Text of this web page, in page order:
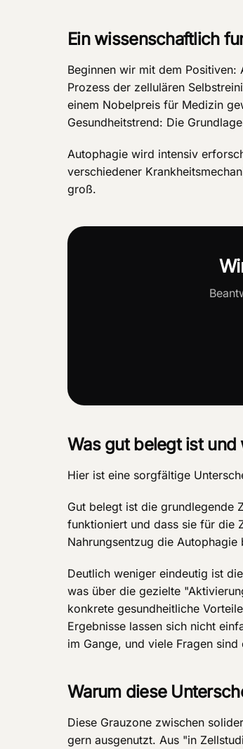
Ein wissenschaftlich
Beginnen wir mit dem
Prozess der zellulären
einem Nobelpreis für Medizin
Gesundheitstrend: Die
Autophagie wird intensiv
verschiedener
groß.
Was gut belegt ist und
Hier ist eine sorgfältige
Gut belegt ist die grundlegende
funktioniert und dass sie für die
Nahrungsentzug die
Deutlich weniger eindeutig ist
was über die gezielte
konkrete gesundheitliche
Ergebnisse lassen sich nicht
im Gange, und viele Fragen sind
Warum diese
Diese Grauzone zwischen
gern ausgenutzt. Aus "in